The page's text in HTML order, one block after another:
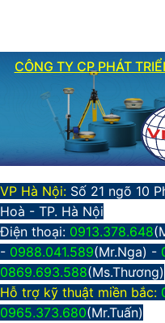
CÔNG TY CP PHÁT
VP Hà Nội: Số 21 ngõ 10
Hoà - TP. Hà Nội
Điện thoại: 0913.378.648
- 0988.041.589(Mr.Nga) -
0869.693.588(Ms.Thương)
Hỗ trợ kỹ thuật miền bắc:
0965.373.680(Mr.Tuấn)